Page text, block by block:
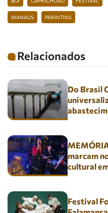
MANAUS PARINTINS
Relacionados
Do Brasil
marcam
cultural
Festival